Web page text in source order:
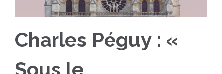
Charles Péguy : «
Sous le